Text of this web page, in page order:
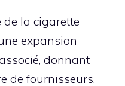
la cigarette
expansion
donnant
de fournisseurs,